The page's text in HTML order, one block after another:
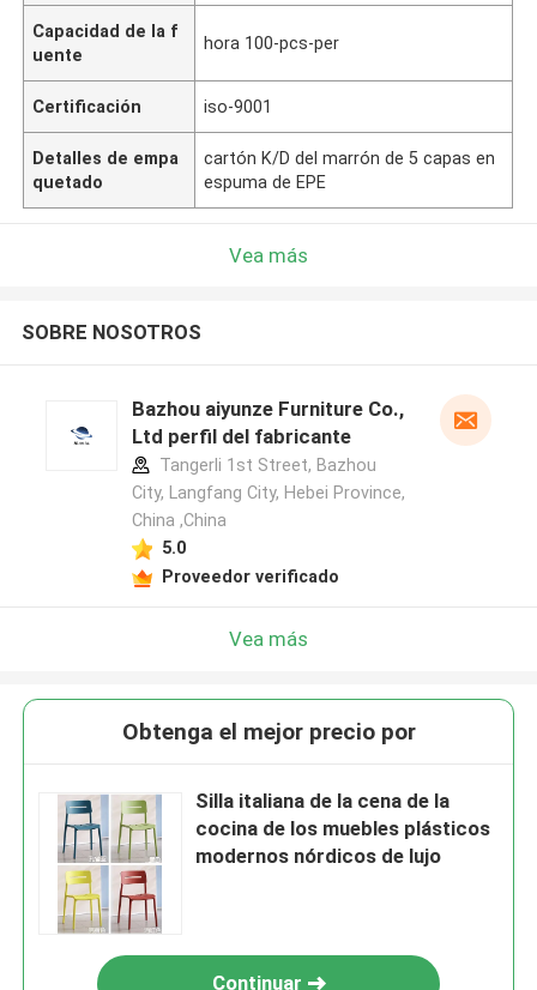
Capacidad de la f
uente
hora 100-pcs-per
Certificación iso-9001
Detalles de empa
quetado
cartón K/D del marrón de 5 capas en
espuma de EPE
Vea más
SOBRE NOSOTROS
Bazhou aiyunze Furniture Co.,
Ltd perfil del fabricante
Tangerli 1st Street, Bazhou
City, Langfang City, Hebei Province,
China ,China
5.0
Proveedor verificado
Vea más
Obtenga el mejor precio por
Silla italiana de la cena de la
cocina de los muebles plásticos
modernos nórdicos de lujo
Continuar